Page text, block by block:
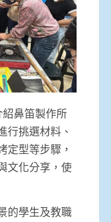
鼻笛製作所
行挑選材料、
定型等步驟，
文化分享，使
的學生及教職